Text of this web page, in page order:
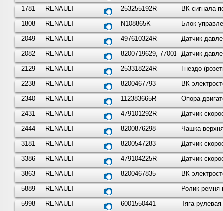
1781
RENAULT 253255192R
ВК сигнала
1808
RENAULT N108865K
Блок
2049
RENAULT 497610324R
Датчик
2082
RENAULT 8200719629, 7700101762
Датчик
2129
RENAULT 253318224R
Гнездо
2238
RENAULT 8200467793
ВК
2340
RENAULT 112383665R
Опора
2431
RENAULT 479101292R
Датчик
2444
RENAULT 8200876298
Чашка
3181
RENAULT 8200547283
Датчик
3386
RENAULT 479104225R
Датчик
3863
RENAULT 8200467835
ВК
5889
RENAULT
Ролик ремня
5998
RENAULT 6001550441 Тяга